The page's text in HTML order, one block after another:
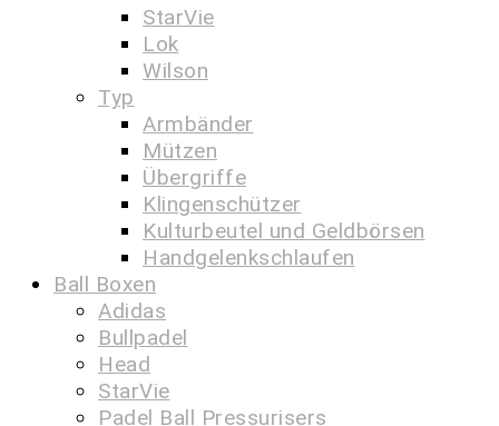
StarVie
Lok
Wilson
Typ
Armbänder
Mützen
Übergriffe
Klingenschützer
Kulturbeutel und Geldbörsen
Handgelenkschlaufen
Ball Boxen
Adidas
Bullpadel
Head
StarVie
Padel Ball Pressurisers